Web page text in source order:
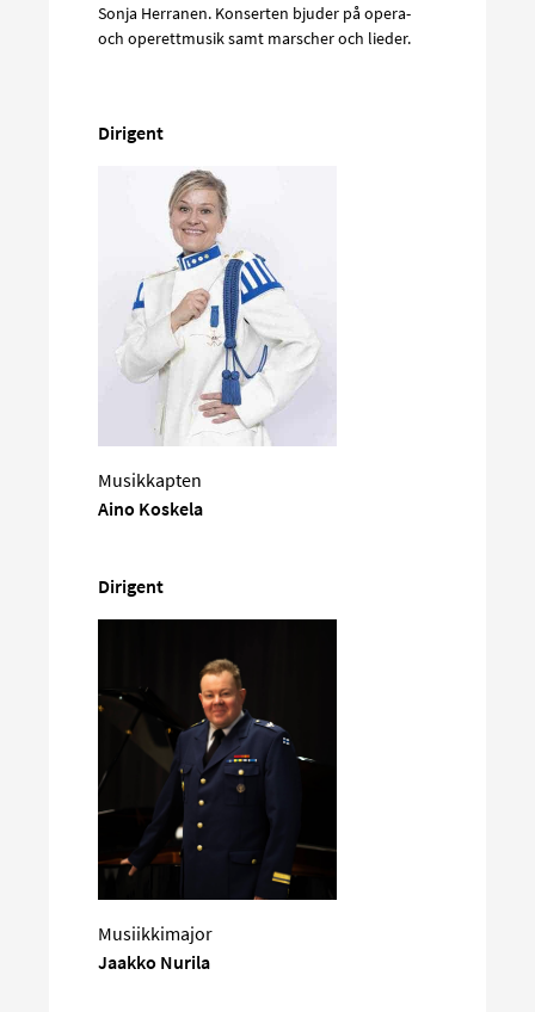
Sonja Herranen. Konserten bjuder på opera-
och operettmusik samt marscher och lieder.
Dirigent
Musikkapten
Aino Koskela
Dirigent
Musiikkimajor
Jaakko Nurila